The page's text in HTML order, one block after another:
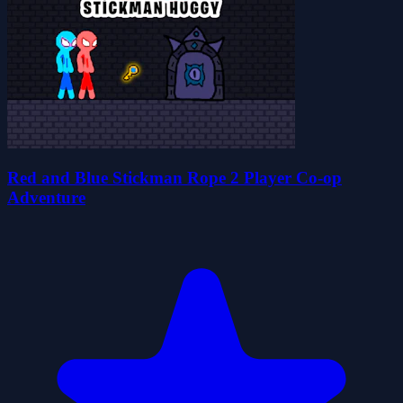
Red and Blue Stickman Rope 2 Player Co-op
Adventure